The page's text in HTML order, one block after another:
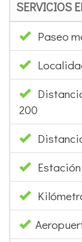
Paseo
Distancia
200
Distancia
Estación